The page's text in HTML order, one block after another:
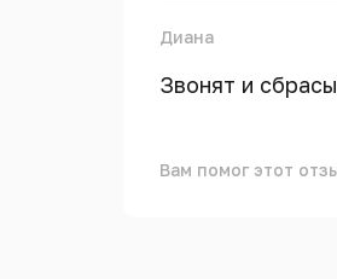
Диана
Звонят и
Вам помог этот